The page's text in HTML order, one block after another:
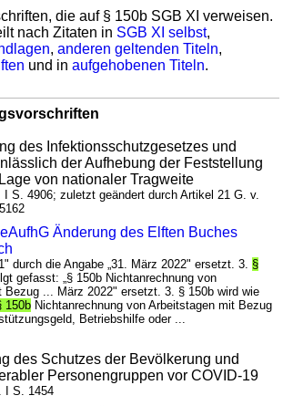
die auf § 150b SGB XI verweisen.
nach Zitaten in SGB XI selbst,
,anderen geltenden Titeln,
und inaufgehobenen Titeln.
des Infektionsschutzgesetzes und
der Aufhebung der Feststellung
von nationaler Tragweite
I S. 4906; zuletzt geändert durch Artikel 21 G. v.
Änderung des Elften Buches
durch die Angabe „31. März 2022" ersetzt. 3. §
gefasst: „§ 150b Nichtanrechnung von
Bezug ... März 2022" ersetzt. 3. § 150b wird wie
150b Nichtanrechnung von Arbeitstagen mit Bezug
Betriebshilfe oder ...
des Schutzes der Bevölkerung und
Personengruppen vor COVID-19
I S. 1454